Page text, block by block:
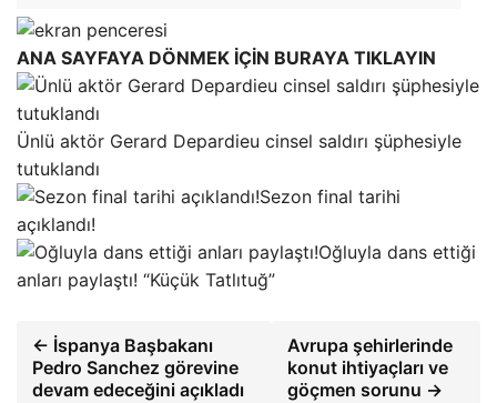
ANA SAYFAYA DÖNMEK İÇİN BURAYA TIKLAYIN
Ünlü aktör Gerard Depardieu cinsel saldırı şüphesiyle
tutuklandı
Sezon final tarihi
açıklandı!
Oğluyla dans ettiği
anları paylaştı! “Küçük Tatlıtuğ”
← İspanya Başbakanı
Pedro Sanchez görevine
devam edeceğini açıkladı
Avrupa şehirlerinde
konut ihtiyaçları ve
göçmen sorunu →